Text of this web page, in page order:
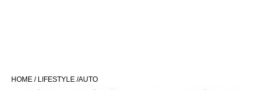
HOME / LIFESTYLE /AUTO